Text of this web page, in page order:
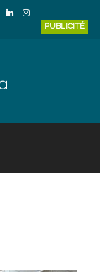
PUBLICITÉ